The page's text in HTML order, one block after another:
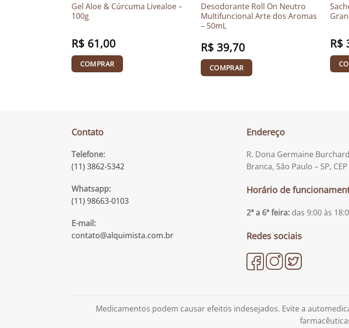
Gel Aloe & Cúrcuma Livealoe –
100g
R$61,00
COMPRAR
Desodorante Roll On Neutro
Multifuncional Arte dos Aromas
– 50mL
R$ 39,70
COMPRAR
R$
Contato
Telefone:
(11) 3862-5342
Whatsapp:
(11) 98663-0103
E-mail:
contato@alquimista.com.br
Endereço
R. Dona Germaine
Branca, São Paulo – SP,
Horário de
2ª a 6ª feira: das 9:00 às
Redes sociais
Medicamentos podem causar efeitos indesejados. Evite a